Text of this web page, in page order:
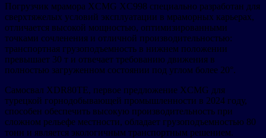
Погрузчик мрамора XCMG XC998 специально разработан для
сверхтяжелых условий эксплуатации в мраморных карьерах,
отличается высокой мощностью, оптимизированными
точками сочленения и отличной производительностью:
транспортная грузоподъемность в нижнем положении
превышает 30 т и отвечает требованию движения в
полностью загруженном состоянии под углом более 20°.
Самосвал XDR80TE, первое предложение XCMG для
турецкой горнодобывающей промышленности в 2024 году,
способен обеспечить высокую производительность при
сложном рельефе местности, обладает грузоподъемностью 80
тонн и является экологичным транспортным решением.